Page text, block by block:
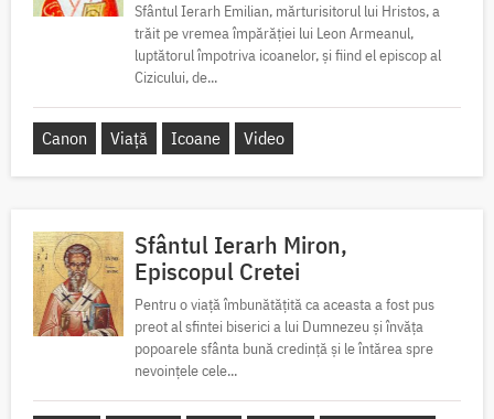
Sfântul Ierarh Emilian, mărturisitorul lui Hristos, a
trăit pe vremea împărăției lui Leon Armeanul,
luptătorul împotriva icoanelor, și fiind el episcop al
Cizicului, de...
Canon Viață Icoane Video
Sfântul Ierarh Miron,
Episcopul Cretei
Pentru o viață îmbunătățită ca aceasta a fost pus
preot al sfintei biserici a lui Dumnezeu și învăța
popoarele sfânta bună credință și le întărea spre
nevoințele cele...